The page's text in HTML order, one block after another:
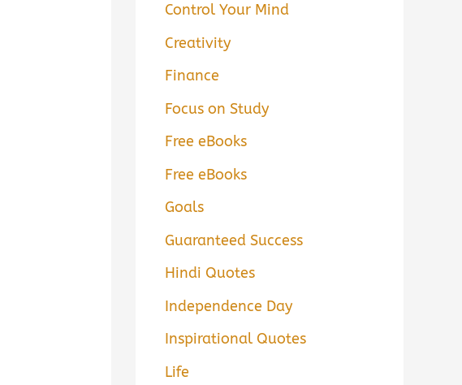
Control Your Mind
Creativity
Finance
Focus on Study
Free eBooks
Free eBooks
Goals
Guaranteed Success
Hindi Quotes
Independence Day
Inspirational Quotes
Life